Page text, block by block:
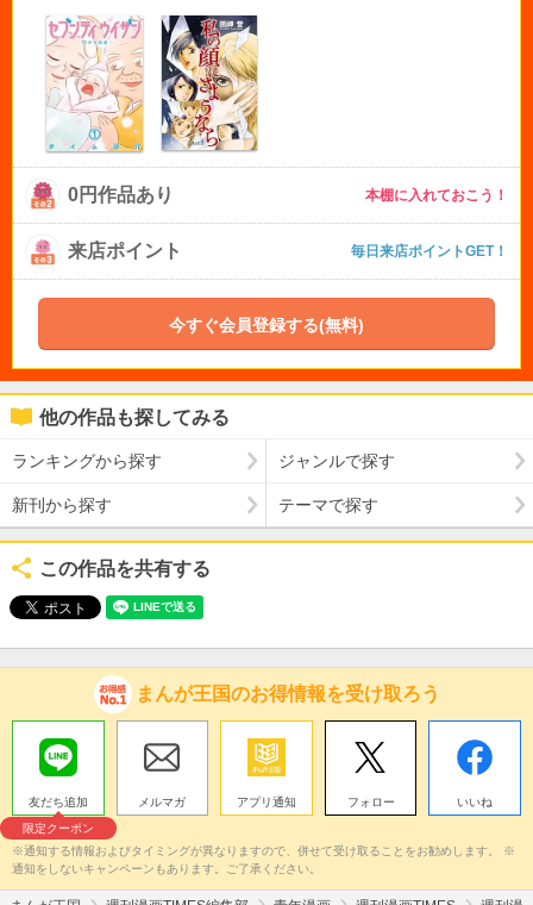
0円作品あり 本棚に入れておこう！
来店ポイント 毎日来店ポイントGET！
今すぐ会員登録する(無料)
他の作品も探してみる
ランキングから探す ジャンルで探す
新刊から探す テーマで探す
この作品を共有する
まんが王国のお得情報を受け取ろう
友だち追加
限定クーポン
メルマガ アプリ通知 フォロー いいね
※通知する情報およびタイミングが異なりますので、併せて受け取ることをお勧めします。 ※
通知をしないキャンペーンもあります。ご了承ください。